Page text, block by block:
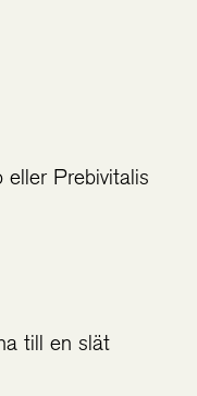
Prebivitalis
till en slät